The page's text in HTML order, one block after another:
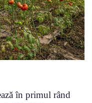
în primul rând